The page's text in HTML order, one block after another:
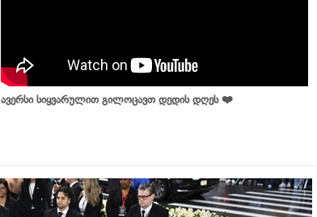
ავერსი სიყვარულით გილოცავთ დედის დღეს ❤️